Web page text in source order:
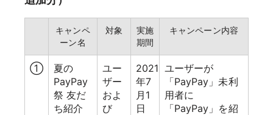
キャンペ
ーン名
対象
実施
期間
キャンペーン内容
①
夏の
PayPay
祭 友だ
ち紹介
ユー
ザー
およ
び
2021
年7
月1
日
ユーザーが
「PayPay」未利
用者に
「PayPay」を紹